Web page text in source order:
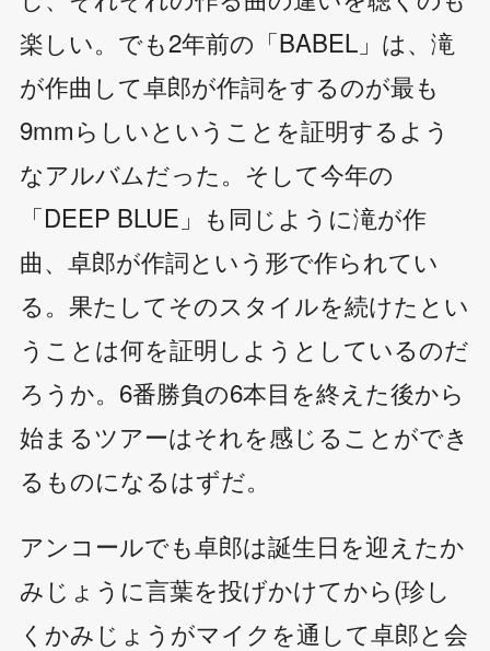
楽しい。でも2年前の「BABEL」は、滝
が作曲して卓郎が作詞をするのが最も
9mmらしいということを証明するよう
なアルバムだった。そして今年の
「DEEP BLUE」も同じように滝が作
曲、卓郎が作詞という形で作られてい
る。果たしてそのスタイルを続けたとい
うことは何を証明しようとしているのだ
ろうか。6番勝負の6本目を終えた後から
始まるツアーはそれを感じることができ
るものになるはずだ。
アンコールでも卓郎は誕生日を迎えたか
みじょうに言葉を投げかけてから(珍し
くかみじょうがマイクを通して卓郎と会